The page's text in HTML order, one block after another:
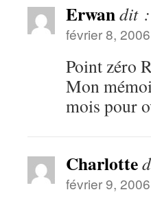
Erwandit :
février 8,
Point zéro
Mon
mois pour
Charlotte
février 9,